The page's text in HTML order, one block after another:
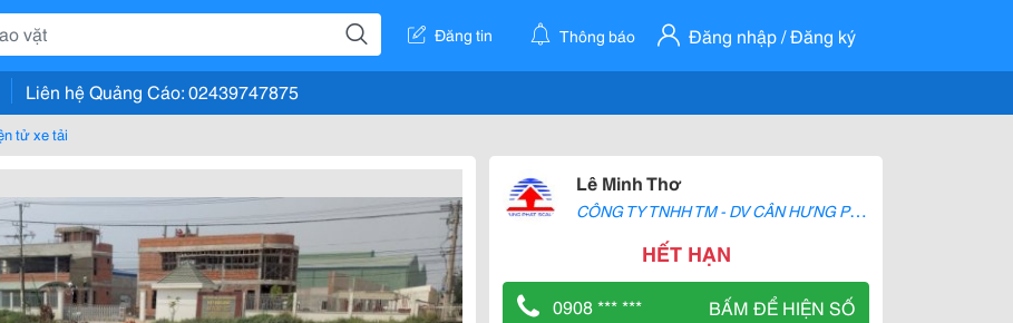
Đăng tin Thông báo Đăng nhập / Đăng ký
Liên hệ Quảng Cáo: 02439747875
tử xe tải
Lê Minh Thơ
C
ÔNG TY TNHH TM - DV CÂN HƯNG PHÁT
HẾT HẠN
0908 *** *** BẤM ĐỂ HIỆN SỐ